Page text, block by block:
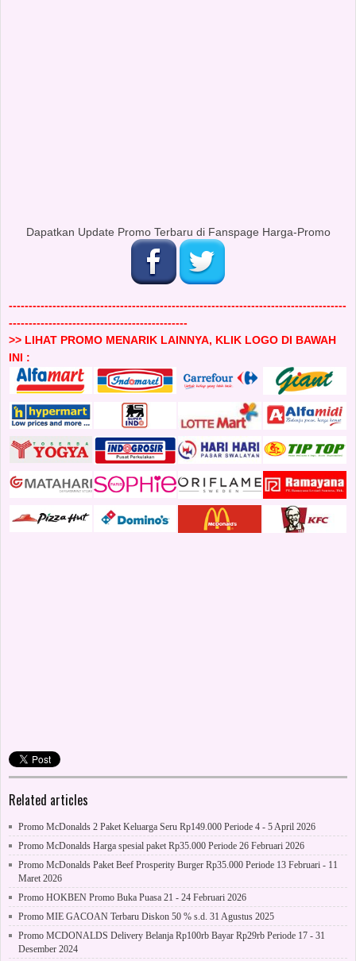
Dapatkan Update Promo Terbaru di Fanspage Harga-Promo
-------------------------------------------------------------------------------------
---------------------------------------------
>> LIHAT PROMO MENARIK LAINNYA, KLIK LOGO DI BAWAH
INI :
Related articles
Promo McDonalds 2 Paket Keluarga Seru Rp149.000 Periode 4 - 5 April 2026
Promo McDonalds Harga spesial paket Rp35.000 Periode 26 Februari 2026
Promo McDonalds Paket Beef Prosperity Burger Rp35.000 Periode 13 Februari - 11
Maret 2026
Promo HOKBEN Promo Buka Puasa 21 - 24 Februari 2026
Promo MIE GACOAN Terbaru Diskon 50 % s.d. 31 Agustus 2025
Promo MCDONALDS Delivery Belanja Rp100rb Bayar Rp29rb Periode 17 - 31
Desember 2024